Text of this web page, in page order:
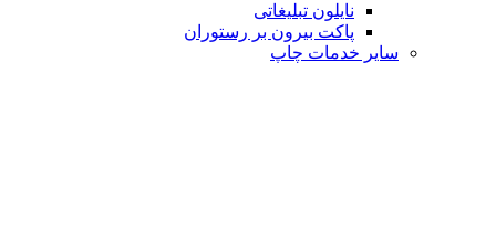
نایلون تبلیغاتی
پاکت بیرون بر رستوران
سایر خدمات چاپ